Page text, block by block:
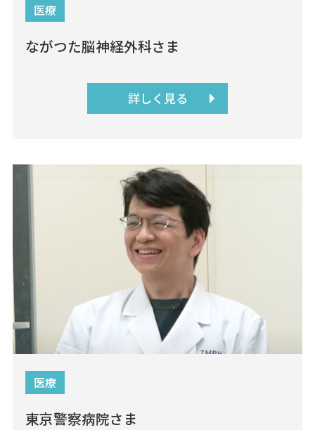
医療
ながつた脳神経外科さま
詳しく見る
医療
東京警察病院さま